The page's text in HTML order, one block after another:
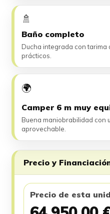
🚿
Baño completo
Ducha integrada con tarima
prácticos.
🌍
Camper 6 m muy
Buena maniobrabilidad con
aprovechable.
Precio y
Precio de esta